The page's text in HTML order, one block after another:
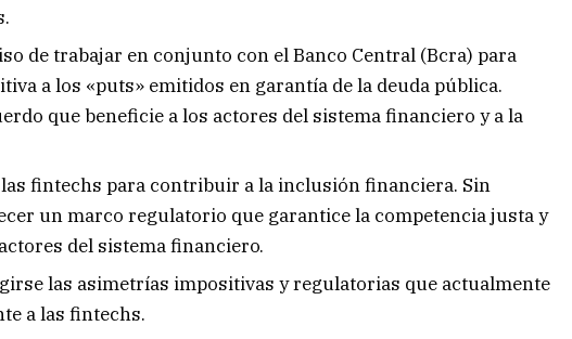
de trabajar en conjunto con el Banco Central (Bcra) para
a los «puts» emitidos en garantía de la deuda pública.
que beneficie a los actores del sistema financiero y a la
fintechs para contribuir a la inclusión financiera. Sin
un marco regulatorio que garantice la competencia justa y
del sistema financiero.
las asimetrías impositivas y regulatorias que actualmente
a las fintechs.